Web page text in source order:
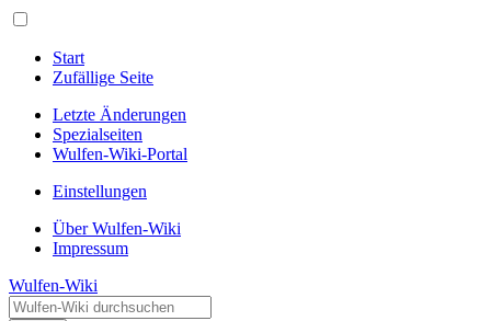
Start
Zufällige Seite
Letzte Änderungen
Spezialseiten
Wulfen-Wiki-Portal
Einstellungen
Über Wulfen-Wiki
Impressum
Wulfen-Wiki